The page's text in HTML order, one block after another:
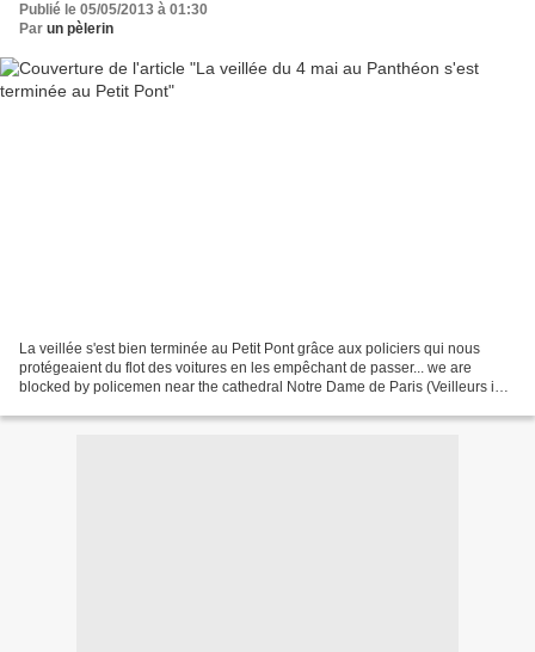
Publié le 05/05/2013 à 01:30
Par un pèlerin
La veillée s'est bien terminée au Petit Pont grâce aux policiers qui nous
protégeaient du flot des voitures en les empêchant de passer... we are
blocked by policemen near the cathedral Notre Dame de Paris (Veilleurs in